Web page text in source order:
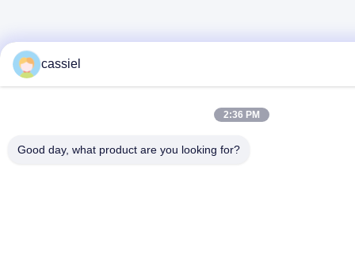
cassiel
2:36 PM
Good day, what product are you looking for?